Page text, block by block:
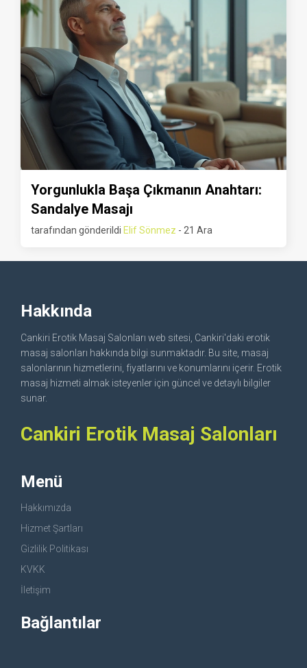
Yorgunlukla Başa Çıkmanın Anahtarı:
Sandalye Masajı
tarafından gönderildi Elif Sönmez - 21 Ara
Hakkında
Cankiri Erotik Masaj Salonları web sitesi, Cankiri'daki erotik
masaj salonları hakkında bilgi sunmaktadır. Bu site, masaj
salonlarının hizmetlerini, fiyatlarını ve konumlarını içerir. Erotik
masaj hizmeti almak isteyenler için güncel ve detaylı bilgiler
sunar.
Cankiri Erotik Masaj Salonları
Menü
Hakkımızda
Hizmet Şartları
Gizlilik Politikası
KVKK
İletişim
Bağlantılar